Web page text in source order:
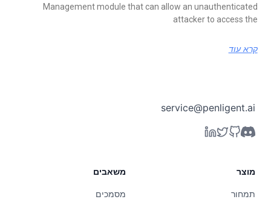
Management module that can allow an unauthenticated
attacker to access the
קרא עוד
service@penligent.ai
מוצר
תמחור
משאבים
מסמכים